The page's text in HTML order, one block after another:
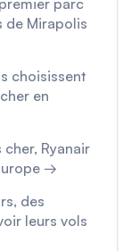
parc
de Mirapolis
choisissent
en
Ryanair
→
des
leurs vols